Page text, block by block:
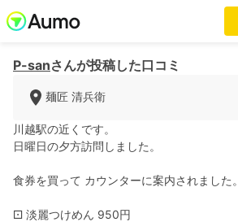
P-sanさんが投稿した口コミ
麺匠 清兵衛
川越駅の近くです。
日曜日の夕方訪問しました。
食券を買って カウンターに案内されました。
⚀ 淡麗つけめん 950円